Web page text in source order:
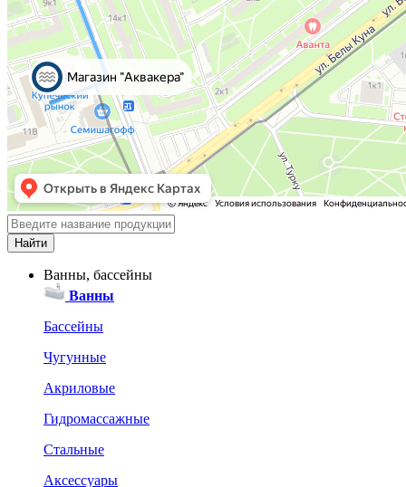
Ванны, бассейны
Ванны
Бассейны
Чугунные
Акриловые
Гидромассажные
Стальные
Аксессуары